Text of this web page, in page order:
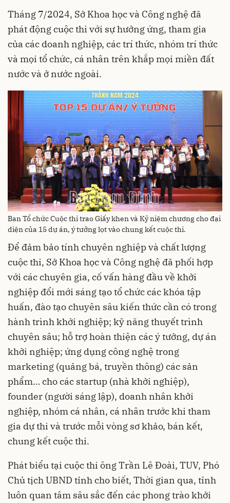
Tháng 7/2024, Sở Khoa học và Công nghệ đã
phát động cuộc thi với sự hưởng ứng, tham gia
của các doanh nghiệp, các trí thức, nhóm trí thức
và mọi tổ chức, cá nhân trên khắp mọi miền đất
nước và ở nước ngoài.
Ban Tổ chức Cuộc thi trao Giấy khen và Kỷ niệm chương cho đại
diện của 15 dự án, ý tưởng lọt vào chung kết cuộc thi.
Để đảm bảo tính chuyên nghiệp và chất lượng
cuộc thi, Sở Khoa học và Công nghệ đã phối hợp
với các chuyên gia, cố vấn hàng đầu về khởi
nghiệp đổi mới sáng tạo tổ chức các khóa tập
huấn, đào tạo chuyên sâu kiến thức cần có trong
hành trình khởi nghiệp; kỹ năng thuyết trình
chuyên sâu; hỗ trợ hoàn thiện các ý tưởng, dự án
khởi nghiệp; ứng dụng công nghệ trong
marketing (quảng bá, truyền thông) các sản
phẩm… cho các startup (nhà khởi nghiệp),
founder (người sáng lập), doanh nhân khởi
nghiệp, nhóm cá nhân, cá nhân trước khi tham
gia dự thi và trước mỗi vòng sơ khảo, bán kết,
chung kết cuộc thi.
Phát biểu tại cuộc thi ông Trần Lê Đoài, TUV, Phó
Chủ tịch UBND tỉnh cho biết, Thời gian qua, tỉnh
luôn quan tâm sâu sắc đến các phong trào khởi